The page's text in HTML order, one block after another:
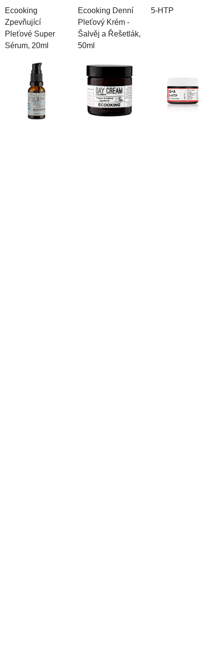
Ecooking
Zpevňující
Pleťové Super
Sérum, 20ml
Ecooking Denní
Pleťový Krém -
Šalvěj a Řešetlák,
50ml
5-HTP